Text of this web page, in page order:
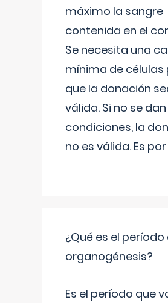
máximo la sangre
contenida en el
Se necesita una
mínima de células
que la donación
válida. Si no se
condiciones, la
no es válida. Es
¿Qué es el período
organogénesis?
Es el período que